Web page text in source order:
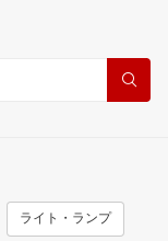
ライト・ランプ